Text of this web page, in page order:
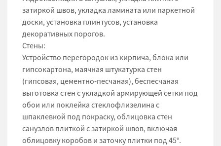
затиркой швов, укладка ламината или паркетной
доски, установка плинтусов, установка
декоративных порогов.
Стены:
Устройство перегородок из кирпича, блока или
гипсокартона, маячная штукатурка стен
(гипсовая, цементно-песчаная), беспесчаная
выготовка стен с укладкой армирующей сетки под
обои или поклейка стеклофлизелина с
шпаклевкой под покраску, облицовка стен
санузлов плиткой с затиркой швов, включая
облицовку коробов и заточку плитки под 45°.